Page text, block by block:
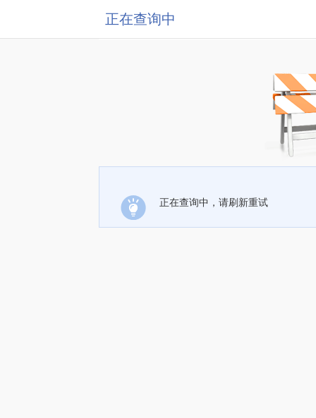
正在查询中
正在查询中，请刷新重试